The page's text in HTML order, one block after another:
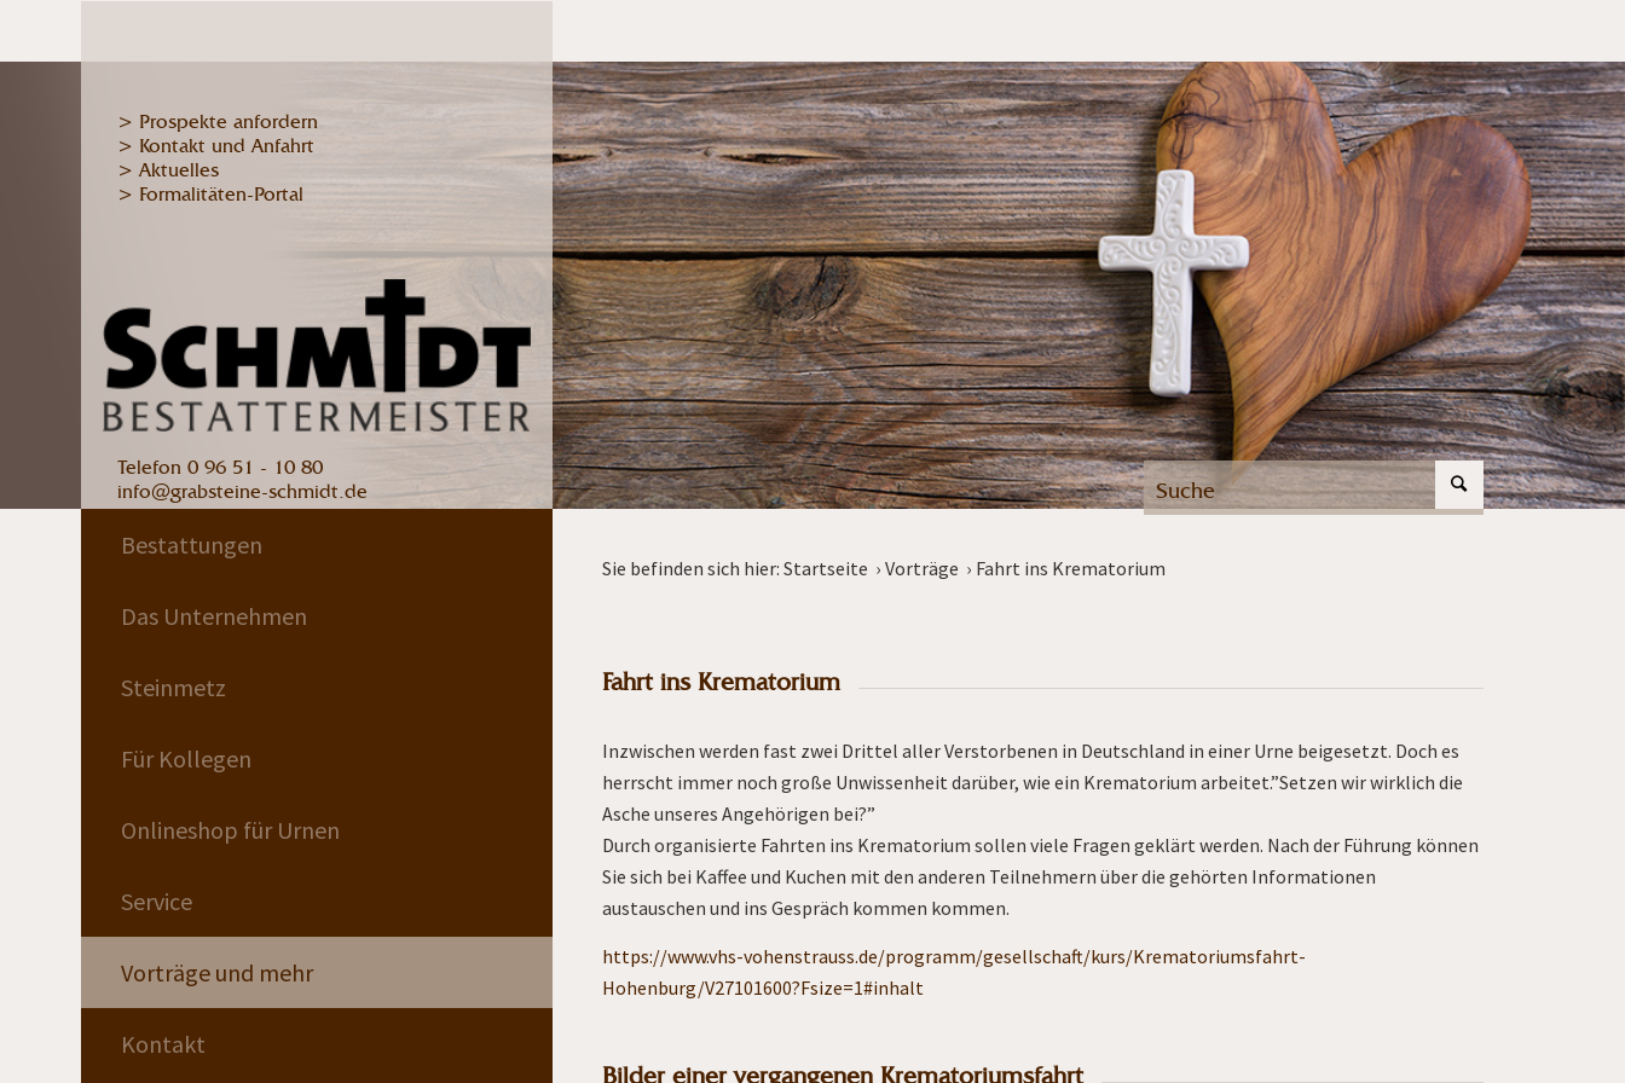
> Prospekte anfordern
> Kontakt und Anfahrt
> Aktuelles
> Formalitäten-Portal
Telefon 0 96 51 - 10 80
info@grabsteine-schmidt.de
Bestattungen
Das Unternehmen
Steinmetz
Für Kollegen
Onlineshop für Urnen
Service
Vorträge und mehr
Kontakt
Sie befinden sich hier: Startseite › Vorträge › Fahrt ins Krematorium
Fahrt ins Krematorium
Inzwischen werden fast zwei Drittel aller Verstorbenen in Deutschland in einer Urne beigesetzt. Doch es
herrscht immer noch große Unwissenheit darüber, wie ein Krematorium arbeitet.”Setzen wir wirklich die
Asche unseres Angehörigen bei?”
Durch organisierte Fahrten ins Krematorium sollen viele Fragen geklärt werden. Nach der Führung können
Sie sich bei Kaffee und Kuchen mit den anderen Teilnehmern über die gehörten Informationen
austauschen und ins Gespräch kommen kommen.
https://www.vhs-vohenstrauss.de/programm/gesellschaft/kurs/Krematoriumsfahrt-
Hohenburg/V27101600?Fsize=1#inhalt
Bilder einer vergangenen Krematoriumsfahrt